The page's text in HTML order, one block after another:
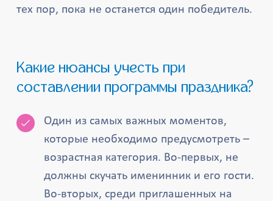
тех пор, пока не останется один победитель.
Какие нюансы учесть при
составлении программы праздника?
Один из самых важных моментов,
которые необходимо предусмотреть –
возрастная категория. Во-первых, не
должны скучать именинник и его гости.
Во-вторых, среди приглашенных на